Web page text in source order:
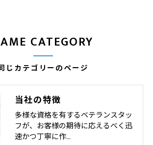
じカテゴリーのページ
CATEGORY
当社の特徴
多様な資格を有するベテランスタッ
フが、お客様の期待に応えるべく迅
速かつ丁寧に作…